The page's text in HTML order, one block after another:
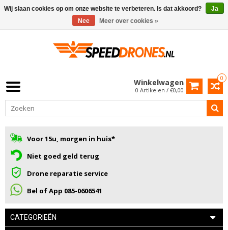
0
Winkelwagen
0 Artikelen / €0,00
Voor 15u, morgen in huis*
Niet goed geld terug
Drone reparatie service
Bel of App 085-0606541
CATEGORIEËN
Wij slaan cookies op om onze website te verbeteren. Is dat akkoord?
Ja
Nee
Meer over cookies »